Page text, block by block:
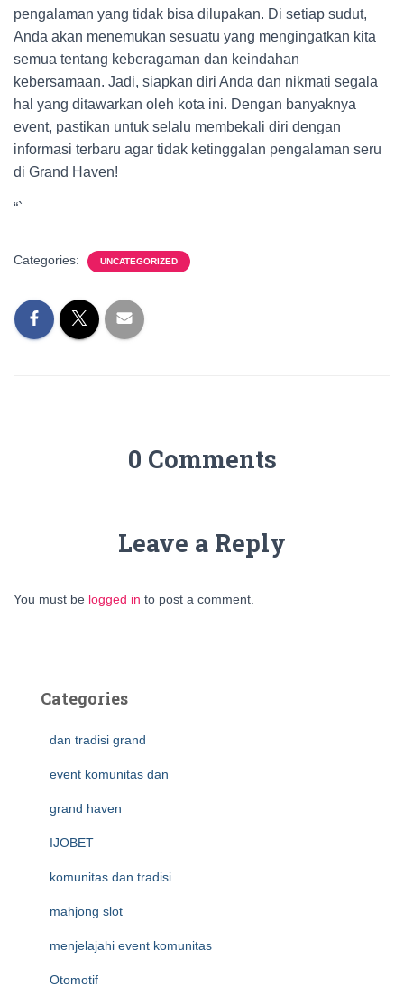
pengalaman yang tidak bisa dilupakan. Di setiap sudut,
Anda akan menemukan sesuatu yang mengingatkan kita
semua tentang keberagaman dan keindahan
kebersamaan. Jadi, siapkan diri Anda dan nikmati segala
hal yang ditawarkan oleh kota ini. Dengan banyaknya
event, pastikan untuk selalu membekali diri dengan
informasi terbaru agar tidak ketinggalan pengalaman seru
di Grand Haven!
“`
Categories: UNCATEGORIZED
0 Comments
Leave a Reply
You must be logged in to post a comment.
Categories
dan tradisi grand
event komunitas dan
grand haven
IJOBET
komunitas dan tradisi
mahjong slot
menjelajahi event komunitas
Otomotif